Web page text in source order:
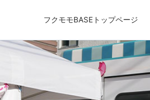
フクモモBASEトップページ